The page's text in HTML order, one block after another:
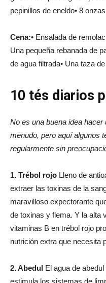
pepinillos de eneldo• 8
Cena:• Ensalada de
Una pequeña rebanada de
de agua filtrada• Una taza
10 tés diarios
No es una buena idea
menudo, pero aquí algunos
regularmente sin
1. Trébol rojo Lleno de
extraer las toxinas de la
maravilloso expectorante
de toxinas y flema. Y la alta
vitaminas B en trébol rojo
nutrición extra que necesita
2. Abedul El agua de
estimula los sistemas de